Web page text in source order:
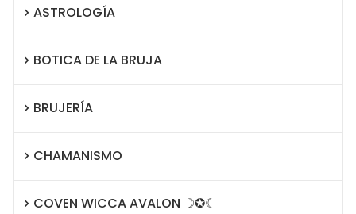
ASTROLOGÍA
BOTICA DE LA BRUJA
BRUJERÍA
CHAMANISMO
COVEN WICCA AVALON ☽✪☾